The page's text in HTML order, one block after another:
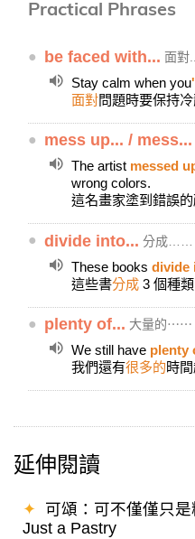
Practical Phrases
● be faced with... 面對...
Stay calm when you
面對問題時要保持冷
● mess up... /
The artist messed
wrong colors.
這名畫家塗到錯誤
● divide into... 分成……
These books divide
這些書分成 3 個種類
● plenty of... 大量的⋯⋯
We still have plenty
我們還有很多的時
延伸閱讀
✦ 可頌：可不僅僅只
Just a Pastry